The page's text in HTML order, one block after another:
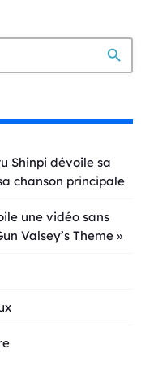
search
Shinpi dévoile sa
chanson principale
une vidéo sans
Valsey’s Theme »